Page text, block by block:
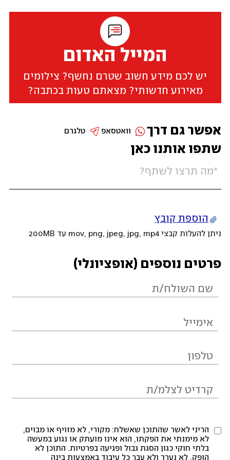
המייל האדום
יש לכם מידע חשוב שטרם נחשף? צילומים
מאירוע חדשותי? מצאתם טעות בכתבה?
שתפו אותנו כאן
הוספת קובץ
ניתן להעלות קבצי mov, png, jpeg, jpg, mp4 עד 200MB
פרטים נוספים (אופציונלי)
הריני לאשר שהתוכן שאשלח: מקורי, לא מזויף או מבוים,
לא מימנתי את הפקתו, הוא אינו מועתק או נגוע במעשה
בלתי חוקי כגון הסגת גבול ופגיעה בפרטיות. התוכן לא
הופק, לא נערך ולא עבר כל עיבוד באמצעות בינה
אפשר גם דרך טלגרם וואטסאפ